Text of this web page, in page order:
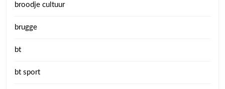
broodje cultuur
brugge
bt
bt sport